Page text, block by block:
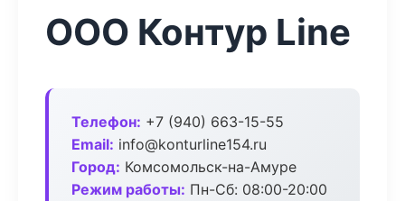
ООО Контур Line
Телефон: +7 (940) 663-15-55
Email: info@konturline154.ru
Город: Комсомольск-на-Амуре
Режим работы: Пн-Сб: 08:00-20:00